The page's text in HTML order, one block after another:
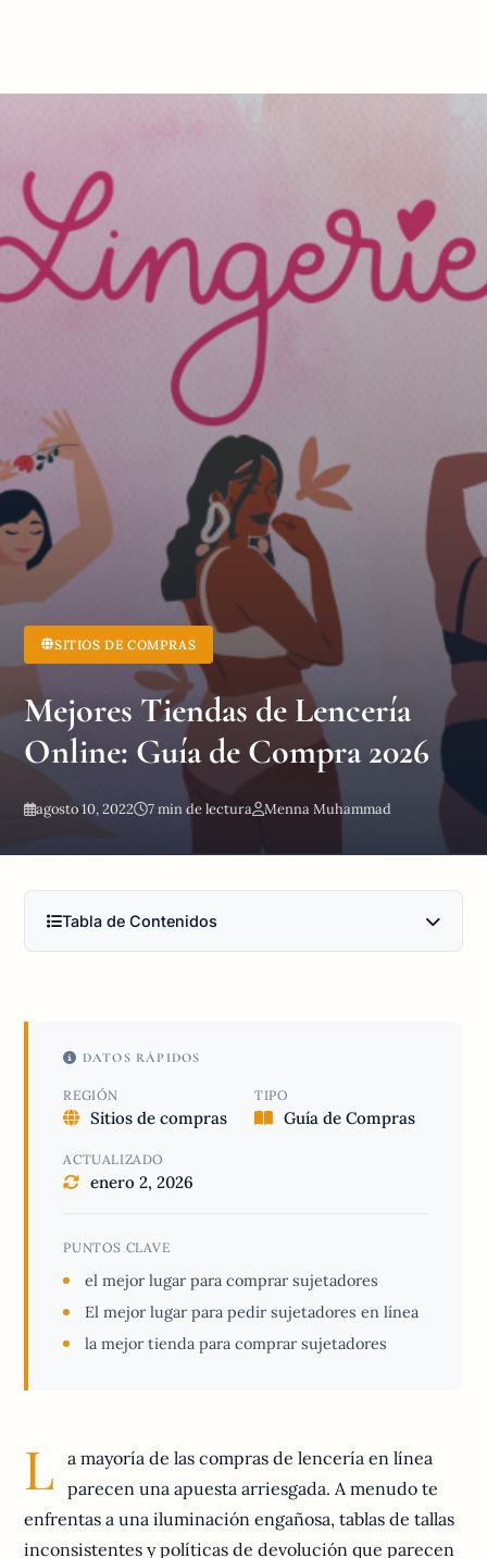
SITIOS DE COMPRAS
Mejores Tiendas de Lencería
Online: Guía de Compra 2026
agosto 10, 2022 7 min de lectura Menna Muhammad
Tabla de Contenidos
DATOS RÁPIDOS
REGIÓN
Sitios de compras
TIPO
Guía de Compras
ACTUALIZADO
enero 2, 2026
PUNTOS CLAVE
el mejor lugar para comprar sujetadores
El mejor lugar para pedir sujetadores en línea
la mejor tienda para comprar sujetadores
L
a mayoría de las compras de lencería en línea
parecen una apuesta arriesgada. A menudo te
enfrentas a una iluminación engañosa, tablas de tallas
inconsistentes y políticas de devolución que parecen